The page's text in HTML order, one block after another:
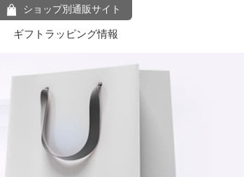
ショップ別通販サイト
ギフトラッピング情報